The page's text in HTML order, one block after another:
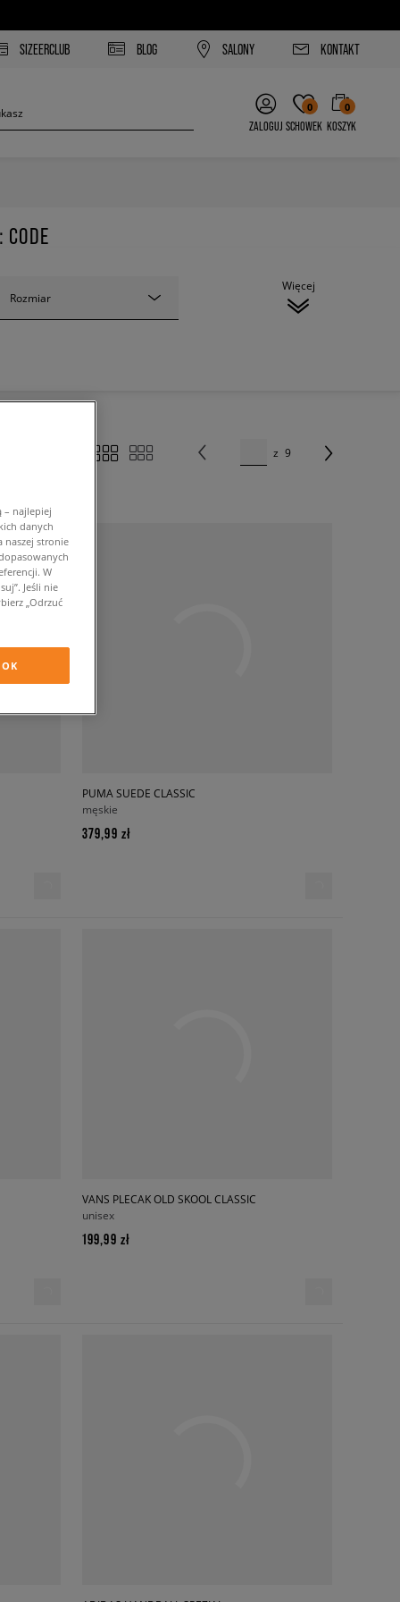
SIZEERCLUB BLOG SALONY KONTAKT
ZALOGUJ
0
SCHOWEK
0
KOSZYK
z 9
Rozmiar
Więcej
PUMA SUEDE CLASSIC
męskie
379,99 zł
VANS PLECAK OLD SKOOL CLASSIC
unisex
199,99 zł
– najlepiej
danych
naszej stronie
W
Jeśli nie
„Odrzuć
OK